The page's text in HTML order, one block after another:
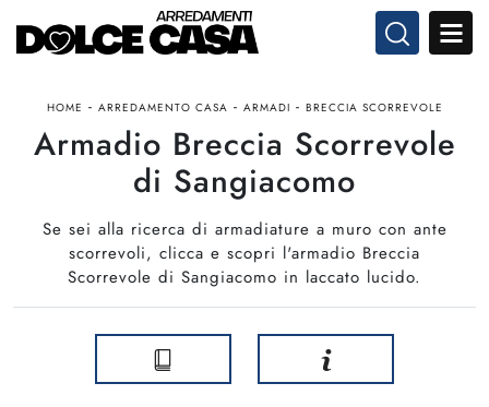
HOME - ARREDAMENTO CASA - ARMADI - BRECCIA SCORREVOLE
Armadio Breccia Scorrevole
di Sangiacomo
Se sei alla ricerca di armadiature a muro con ante
scorrevoli, clicca e scopri l'armadio Breccia
Scorrevole di Sangiacomo in laccato lucido.